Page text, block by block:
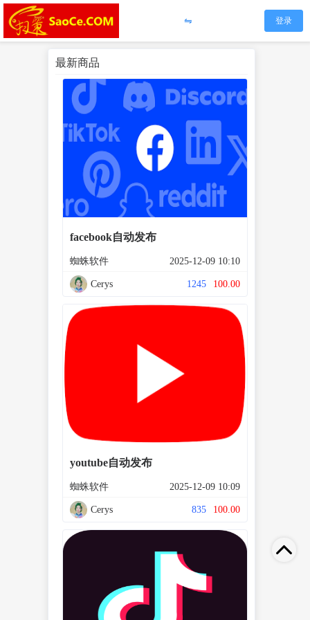
⇋ 登录
最新商品
facebook自动发布
蜘蛛软件 2025-12-09 10:10
Cerys 1245 100.00
youtube自动发布
蜘蛛软件 2025-12-09 10:09
Cerys 835 100.00